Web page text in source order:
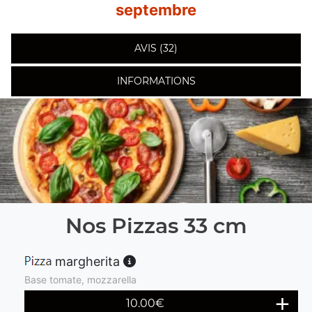
septembre
AVIS (32)
INFORMATIONS
Nos Pizzas 33 cm
margherita
Base tomate, mozzarella
10.00€